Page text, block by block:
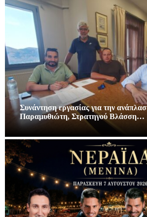
Συνάντηση εργασίας για την
Παραμυθιώτη, Στρατηγού Βλάσση…